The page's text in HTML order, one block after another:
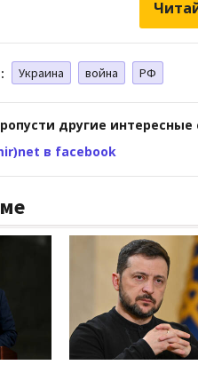
Украина война РФ
другие
в facebook